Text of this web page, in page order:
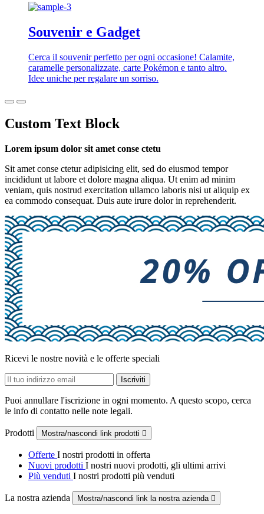
Souvenir e Gadget
Cerca il souvenir perfetto per ogni occasione! Calamite,
caramelle personalizzate, carte Pokémon e tanto altro.
Idee uniche per regalare un sorriso.
Custom Text Block
Lorem ipsum dolor sit amet conse ctetu
Sit amet conse ctetur adipisicing elit, sed do eiusmod tempor
incididunt ut labore et dolore magna aliqua. Ut enim ad minim
veniam, quis nostrud exercitation ullamco laboris nisi ut aliquip ex
ea commodo consequat. Duis aute irure dolor in reprehenderit.
Ricevi le nostre novità e le offerte speciali
Puoi annullare l'iscrizione in ogni momento. A questo scopo, cerca
le info di contatto nelle note legali.
Prodotti Mostra/nascondi link prodotti 
Offerte I nostri prodotti in offerta
Nuovi prodotti I nostri nuovi prodotti, gli ultimi arrivi
Più venduti I nostri prodotti più venduti
La nostra azienda Mostra/nascondi link la nostra azienda 